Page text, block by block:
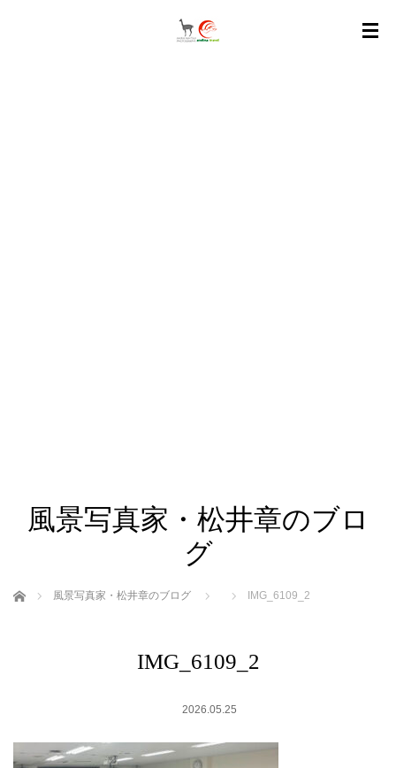
風景写真家・松井章のブロ
グ
ホーム 風景写真家・松井章のブログ IMG_6109_2
IMG_6109_2
2026.05.25